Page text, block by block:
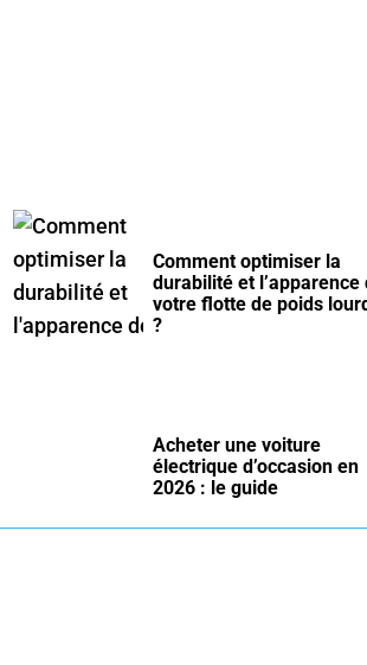
Comment optimiser la
durabilité et l’apparence
votre flotte de poids
?
Acheter une voiture
électrique d’occasion en
2026 : le guide